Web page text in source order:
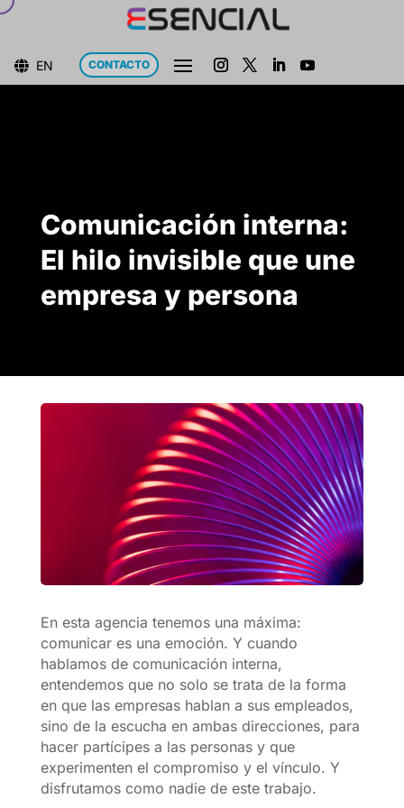
 EN CONTACTO
Comunicación interna:
El hilo invisible que une
empresa y persona
En esta agencia tenemos una máxima:
comunicar es una emoción. Y cuando
hablamos de comunicación interna,
entendemos que no solo se trata de la forma
en que las empresas hablan a sus empleados,
sino de la escucha en ambas direcciones, para
hacer partícipes a las personas y que
experimenten el compromiso y el vínculo. Y
disfrutamos como nadie de este trabajo.